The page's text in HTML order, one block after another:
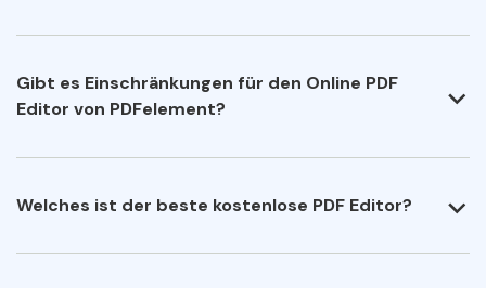
Gibt es Einschränkungen für den Online PDF
Editor von PDFelement?
Welches ist der beste kostenlose PDF Editor?